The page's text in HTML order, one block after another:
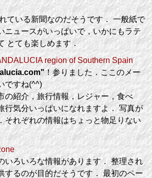
ている新聞なのだそうです． 一般紙で
ニュースがいっぱいで，いかにもラテ
とても楽しめます．
region of Southern Spain
！参りました．ここのメー
ですね(^^)
の紹介，旅行情報，レジャー，食べ
行気分いっぱいになれますよ． 写真が
それぞれの情報はちょっと物足りない
いろいろな情報があります． 整理され
するのが目的だそうです． 最初のペー